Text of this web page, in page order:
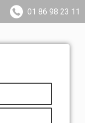
01 86 98 23 11